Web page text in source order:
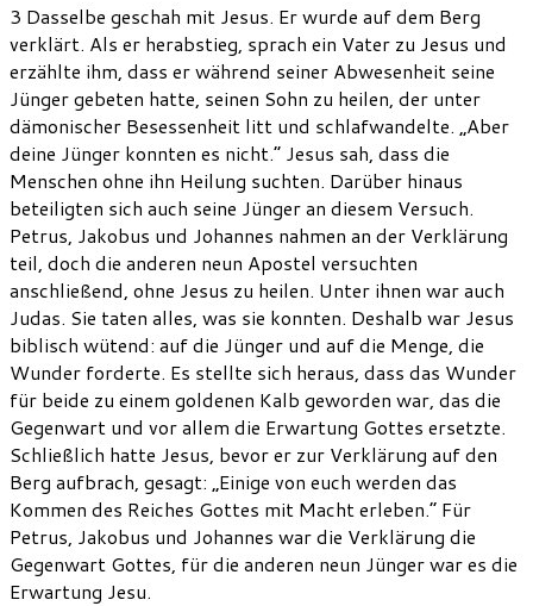
3 Dasselbe geschah mit Jesus. Er wurde auf dem Berg
verklärt. Als er herabstieg, sprach ein Vater zu Jesus und
erzählte ihm, dass er während seiner Abwesenheit seine
Jünger gebeten hatte, seinen Sohn zu heilen, der unter
dämonischer Besessenheit litt und schlafwandelte. „Aber
deine Jünger konnten es nicht.“ Jesus sah, dass die
Menschen ohne ihn Heilung suchten. Darüber hinaus
beteiligten sich auch seine Jünger an diesem Versuch.
Petrus, Jakobus und Johannes nahmen an der Verklärung
teil, doch die anderen neun Apostel versuchten
anschließend, ohne Jesus zu heilen. Unter ihnen war auch
Judas. Sie taten alles, was sie konnten. Deshalb war Jesus
biblisch wütend: auf die Jünger und auf die Menge, die
Wunder forderte. Es stellte sich heraus, dass das Wunder
für beide zu einem goldenen Kalb geworden war, das die
Gegenwart und vor allem die Erwartung Gottes ersetzte.
Schließlich hatte Jesus, bevor er zur Verklärung auf den
Berg aufbrach, gesagt: „Einige von euch werden das
Kommen des Reiches Gottes mit Macht erleben.“ Für
Petrus, Jakobus und Johannes war die Verklärung die
Gegenwart Gottes, für die anderen neun Jünger war es die
Erwartung Jesu.